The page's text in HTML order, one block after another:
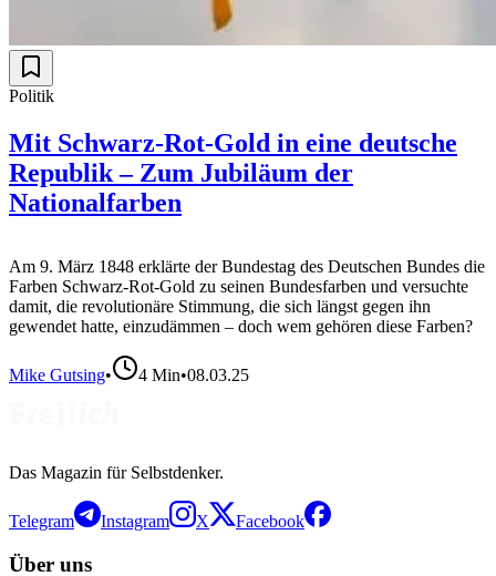
Politik
Mit Schwarz-Rot-Gold in eine deutsche
Republik – Zum Jubiläum der
Nationalfarben
Am 9. März 1848 erklärte der Bundestag des Deutschen Bundes die
Farben Schwarz-Rot-Gold zu seinen Bundesfarben und versuchte
damit, die revolutionäre Stimmung, die sich längst gegen ihn
gewendet hatte, einzudämmen – doch wem gehören diese Farben?
Mike Gutsing• 4 Min•08.03.25
Das Magazin für Selbstdenker.
Telegram Instagram X Facebook
Über uns